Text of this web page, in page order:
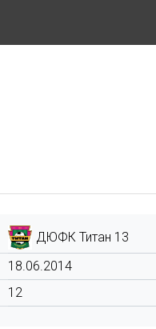
ДЮФК Титан 13
18.06.2014
12